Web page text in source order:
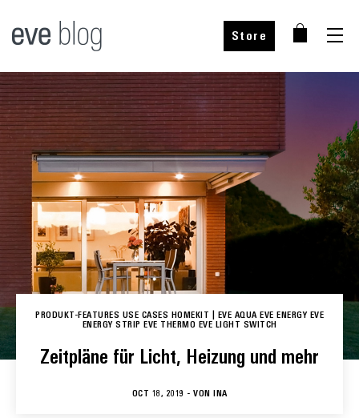
Store
PRODUKT-FEATURES USE CASES HOMEKIT EVE AQUA EVE ENERGY EVE
ENERGY STRIP EVE THERMO EVE LIGHT SWITCH
Zeitpläne für Licht, Heizung und mehr
OCT 18, 2019 - VON INA
Bei unseren Partnern kaufen
Wähle dein Land
Bei unseren Partnern kaufen
Wähle dein Land
Nur im Eve Store erhältlich
Wähle dein Land.
Bei unseren Partnern kaufen
Wähle dein Land